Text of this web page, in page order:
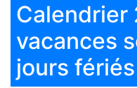
Calendrier
vacances
jours